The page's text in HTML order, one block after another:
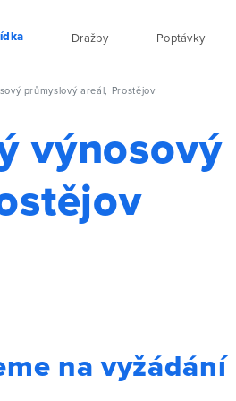
Dražby Poptávky
průmyslový areál, Prostějov
na vyžádání